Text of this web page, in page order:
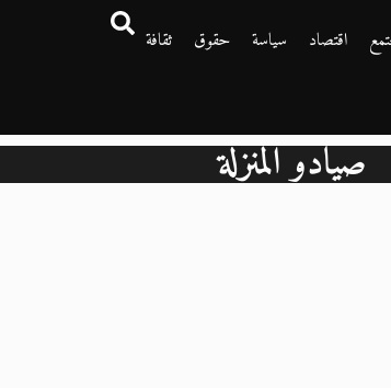
اقتصاد سياسة حقوق
ثقافة
صيادو المنزلة